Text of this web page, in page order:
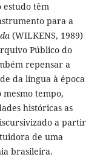
estudo têm
para a
(WILKENS, 1989)
Público do
repensar a
da língua à época
tempo,
históricas as
a partir
de uma
brasileira.